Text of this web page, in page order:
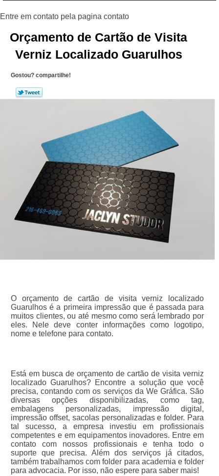
Orçamento de Cartão de Visita
Verniz Localizado Guarulhos
Gostou? compartilhe!
O orçamento de cartão de visita verniz localizado
Guarulhos é a primeira impressão que é passada para
muitos clientes, ou até mesmo como será lembrado por
eles. Nele deve conter informações como logotipo,
nome e telefone para contato.
Está em busca de orçamento de cartão de visita verniz
localizado Guarulhos? Encontre a solução que você
precisa, contando com os serviços da We Gráfica. São
diversas opções disponibilizadas, como tag,
embalagens personalizadas, impressão digital,
impressão offset, sacolas personalizadas e folder. Para
tal sucesso, a empresa investiu em profissionais
competentes e em equipamentos inovadores. Entre em
contato com nossos profissionais e tenha todo o
suporte que precisa. Além dos serviços já citados,
também trabalhamos com folder para academia e folder
para advocacia. Por isso, não espere para saber mais!